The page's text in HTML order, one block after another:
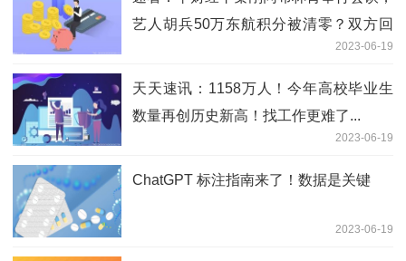
艺人胡兵50万东航积分被清零？双方回
应；贾跃亭的车又延期，还要融资3亿美
元；这家老牌国货解聘所有员工
2023-06-19
天天速讯：1158万人！今年高校毕业生
数量再创历史新高！找工作更难了...
2023-06-19
ChatGPT 标注指南来了！数据是关键
2023-06-19